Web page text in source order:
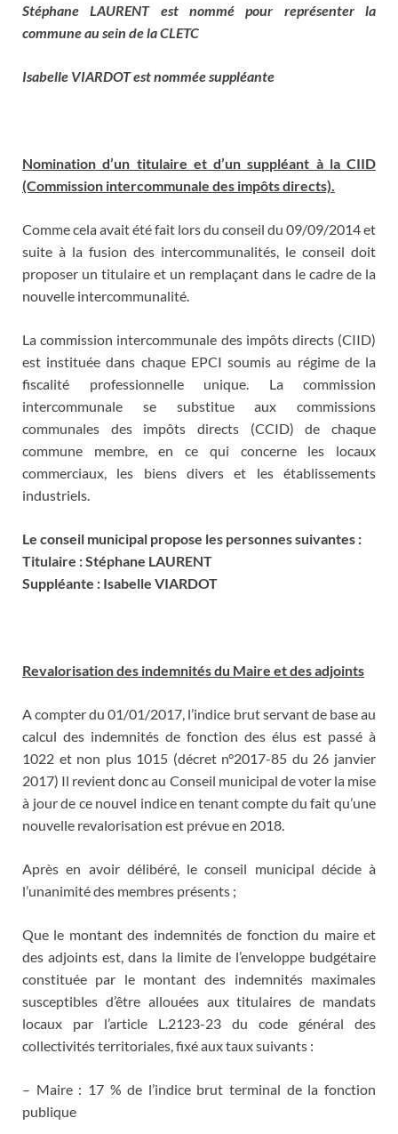
Stéphane LAURENT est nommé pour représenter la
commune au sein de la CLETC
Isabelle VIARDOT est nommée suppléante
Nomination d’un titulaire et d’un suppléant à la CIID
(Commission intercommunale des impôts directs).
Comme cela avait été fait lors du conseil du 09/09/2014 et
suite à la fusion des intercommunalités, le conseil doit
proposer un titulaire et un remplaçant dans le cadre de la
nouvelle intercommunalité.
La commission intercommunale des impôts directs (CIID)
est instituée dans chaque EPCI soumis au régime de la
fiscalité professionnelle unique. La commission
intercommunale se substitue aux commissions
communales des impôts directs (CCID) de chaque
commune membre, en ce qui concerne les locaux
commerciaux, les biens divers et les établissements
industriels.
Le conseil municipal propose les personnes suivantes :
Titulaire : Stéphane LAURENT
Suppléante : Isabelle VIARDOT
Revalorisation des indemnités du Maire et des adjoints
A compter du 01/01/2017, l’indice brut servant de base au
calcul des indemnités de fonction des élus est passé à
1022 et non plus 1015 (décret n°2017-85 du 26 janvier
2017) Il revient donc au Conseil municipal de voter la mise
à jour de ce nouvel indice en tenant compte du fait qu’une
nouvelle revalorisation est prévue en 2018.
Après en avoir délibéré, le conseil municipal décide à
l’unanimité des membres présents ;
Que le montant des indemnités de fonction du maire et
des adjoints est, dans la limite de l’enveloppe budgétaire
constituée par le montant des indemnités maximales
susceptibles d’être allouées aux titulaires de mandats
locaux par l’article L.2123-23 du code général des
collectivités territoriales, fixé aux taux suivants :
– Maire : 17 % de l’indice brut terminal de la fonction
publique